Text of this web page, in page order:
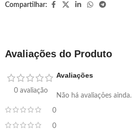
Compartilhar:
Avaliações do Produto
0 avaliação
0
0
Avaliações
Não há avaliações ainda.